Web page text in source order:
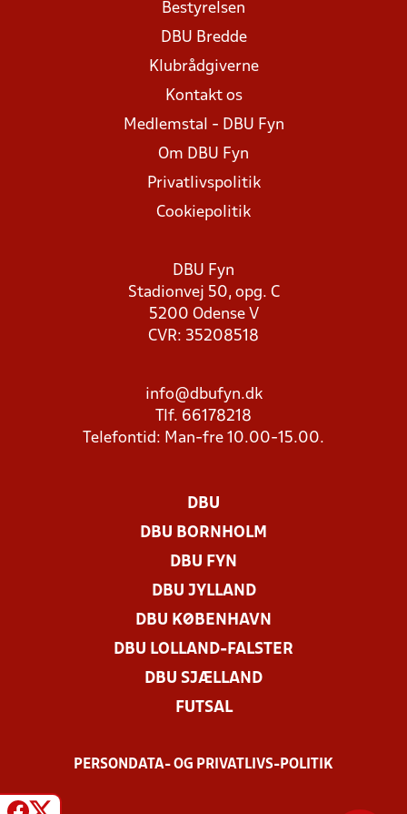
Bestyrelsen
DBU Bredde
Klubrådgiverne
Kontakt os
Medlemstal - DBU Fyn
Om DBU Fyn
Privatlivspolitik
Cookiepolitik
DBU Fyn
Stadionvej 50, opg. C
5200 Odense V
CVR: 35208518
info@dbufyn.dk
Tlf. 66178218
Telefontid: Man-fre 10.00-15.00.
DBU
DBU BORNHOLM
DBU FYN
DBU JYLLAND
DBU KØBENHAVN
DBU LOLLAND-FALSTER
DBU SJÆLLAND
FUTSAL
PERSONDATA- OG PRIVATLIVS-POLITIK